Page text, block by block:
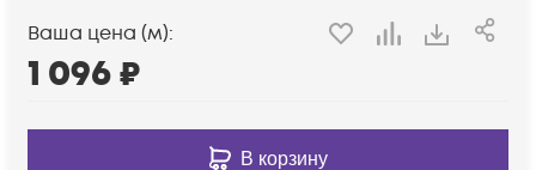
Ваша цена (м):
1 096₽
В корзину